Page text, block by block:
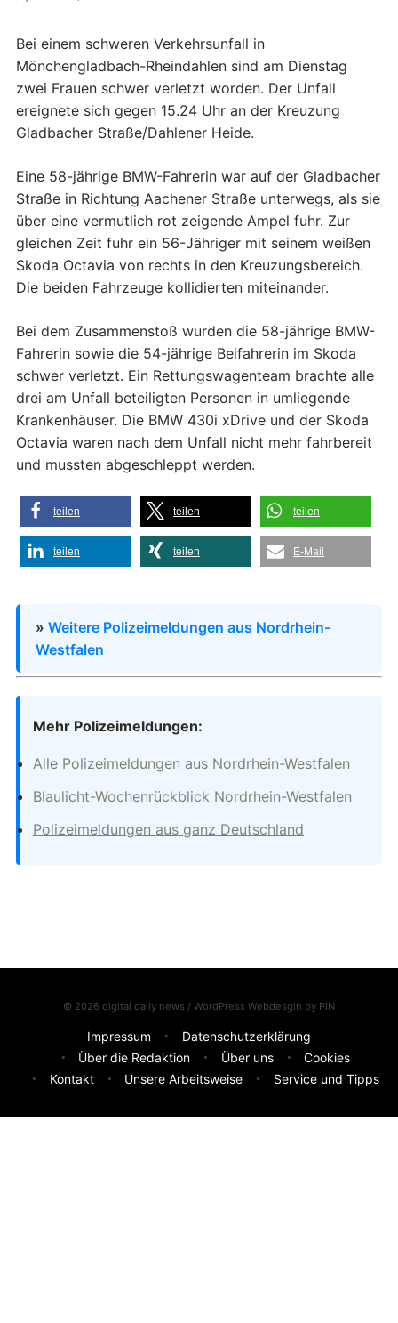
Bei einem schweren Verkehrsunfall in
Mönchengladbach-Rheindahlen sind am Dienstag
zwei Frauen schwer verletzt worden. Der Unfall
ereignete sich gegen 15.24 Uhr an der Kreuzung
Gladbacher Straße/Dahlener Heide.
Eine 58-jährige BMW-Fahrerin war auf der Gladbacher
Straße in Richtung Aachener Straße unterwegs, als sie
über eine vermutlich rot zeigende Ampel fuhr. Zur
gleichen Zeit fuhr ein 56-Jähriger mit seinem weißen
Skoda Octavia von rechts in den Kreuzungsbereich.
Die beiden Fahrzeuge kollidierten miteinander.
Bei dem Zusammenstoß wurden die 58-jährige BMW-
Fahrerin sowie die 54-jährige Beifahrerin im Skoda
schwer verletzt. Ein Rettungswagenteam brachte alle
drei am Unfall beteiligten Personen in umliegende
Krankenhäuser. Die BMW 430i xDrive und der Skoda
Octavia waren nach dem Unfall nicht mehr fahrbereit
und mussten abgeschleppt werden.
teilen teilen teilen
teilen teilen E-Mail
» Weitere Polizeimeldungen aus Nordrhein-
Westfalen
Mehr Polizeimeldungen:
Alle Polizeimeldungen aus Nordrhein-Westfalen
Blaulicht-Wochenrückblick Nordrhein-Westfalen
Polizeimeldungen aus ganz Deutschland
© 2026 digital daily news / WordPress Webdesgin by PIN
Impressum
Datenschutzerklärung
Über die Redaktion
Über uns
Cookies
Kontakt
Unsere Arbeitsweise Service und Tipps